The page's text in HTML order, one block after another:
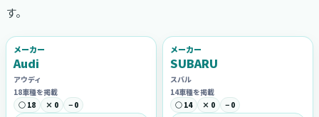
す。
メーカー
Audi
アウディ
18車種を掲載
○ 18
× 0 − 0
メーカー
SUBARU
スバル
14車種を掲載
○ 14
× 0 − 0